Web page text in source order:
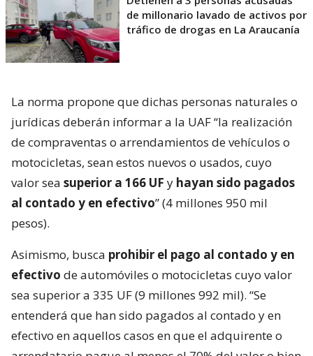
de millonario lavado de activos por
tráfico de drogas en La Araucanía
La norma propone que dichas personas naturales o
jurídicas deberán informar a la UAF “la realización
de compraventas o arrendamientos de vehículos o
motocicletas, sean estos nuevos o usados, cuyo
valor sea superior a 166 UF y hayan sido pagados
al contado y en efectivo” (4 millones 950 mil
pesos).
Asimismo, busca prohibir el pago al contado y en
efectivo de automóviles o motocicletas cuyo valor
sea superior a 335 UF (9 millones 992 mil). “Se
entenderá que han sido pagados al contado y en
efectivo en aquellos casos en que el adquirente o